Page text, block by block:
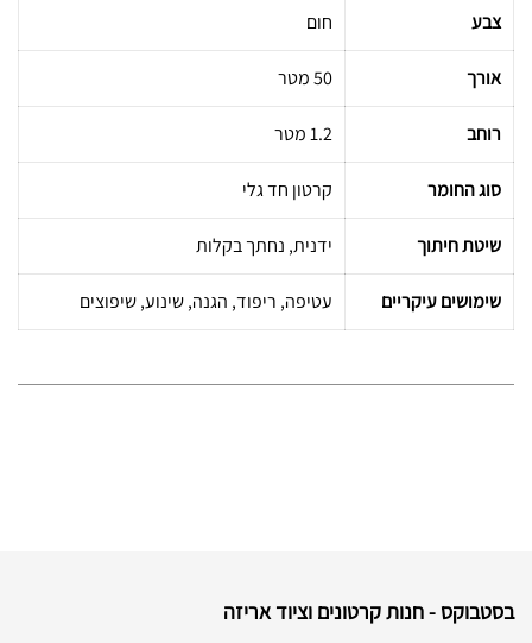
צבע חום
אורך 50 מטר
רוחב 1.2 מטר
סוג החומר קרטון חד גלי
שיטת חיתוך ידנית, נחתך בקלות
שימושים עיקריים עטיפה, ריפוד, הגנה, שינוע, שיפוצים
בסטבוקס - חנות קרטונים וציוד אריזה